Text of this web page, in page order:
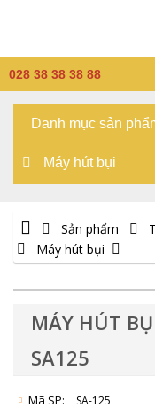
028 38 38 38 88
Danh mục sản
Máy hút bụi
Sản phẩm
Máy hút bụi
MÁY HÚT
SA125
Mã SP: SA-125